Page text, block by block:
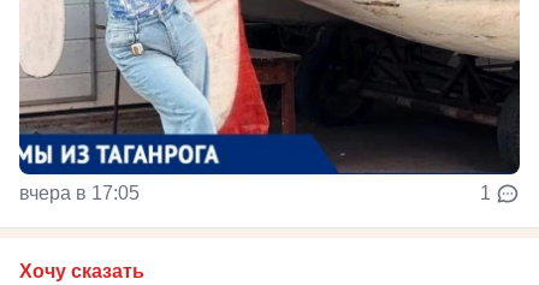
вчера в 17:05 1
Хочу сказать